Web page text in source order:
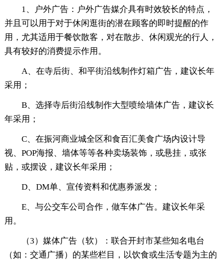
1、户外广告：户外广告媒介具有时效较长的特点，
并且可以用于对于休闲逛街的潜在顾客的即时提醒的作
用，尤其适用于餐饮散客，对在散步、休闲观光的行人，
具有较好的消费提示作用。
A、在寺后街、和平街沿线制作灯箱广告，建议长年
采用；
B、选择寺后街沿线制作大型喷绘墙体广告，建议长
年采用；
C、在振河商业城全区和食百汇美食广场内设计导
视、POP海报、墙体等等各种卖场装饰，或悬挂，或张
贴，或摆设，建议长年采用；
D、DM单、宣传资料和优惠券派发；
E、与公交车公司合作，做车体广告。建议长年采
用。
（3）媒体广告（软）：联合开封市某些知名电台
（如：交通广播）的某些栏目，以饮食或生活专题为主的